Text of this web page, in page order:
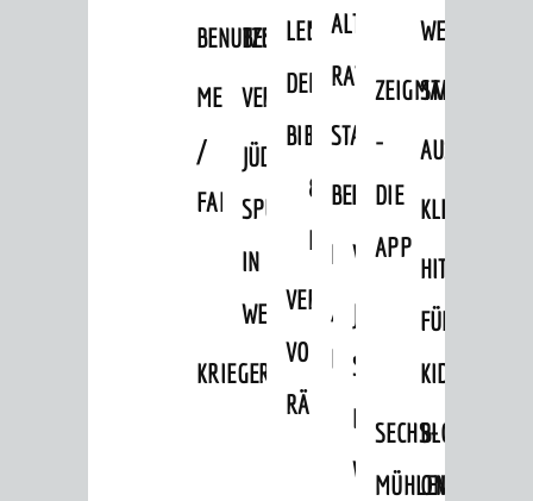
BENUTZUNG
MELDEKARTEI
/
FAMILIENFORSCHUNG
BESTANDSÜBERSICHT
VERÖFFENTLICHUNGEN
JÜDISCHE
SPUREN
IN
WEINHEIM
KRIEGERDENKMAL
LEIHVERKEHR
DER
BIBLIOTHEK
SERVICE
FÜR
LEHRER/INNEN
&
ERZIEHER/INNEN
VERMIETUNG
VON
RÄUMEN
ALTEN
RATHAUS
STADTARCHIV
BENUTZUNG
MELDEKARTEI
/
FAMILIENFORSCHUNG
JÜDISCHE
SPUREN
IN
WEINHEIM
WEG
ZEIGMAL
-
DIE
APP
STADTTEILE
HITS
FÜR
KIDS
SECHS-
MÜHLEN-
BLOGGER
ON
Infos zum Coronavirus
Bürgerbeteiligung
Sag's doch
Netzwerke / Runde Tische
Aktuelle Beteiligungen in der
Stadtentwicklung
Mängelmelder